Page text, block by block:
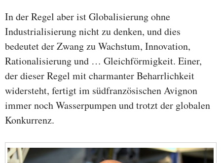
In der Regel aber ist Globalisierung ohne
Industrialisierung nicht zu denken, und dies
bedeutet der Zwang zu Wachstum, Innovation,
Rationalisierung und … Gleichförmigkeit. Einer,
der dieser Regel mit charmanter Beharrlichkeit
widersteht, fertigt im südfranzösischen Avignon
immer noch Wasserpumpen und trotzt der globalen
Konkurrenz.